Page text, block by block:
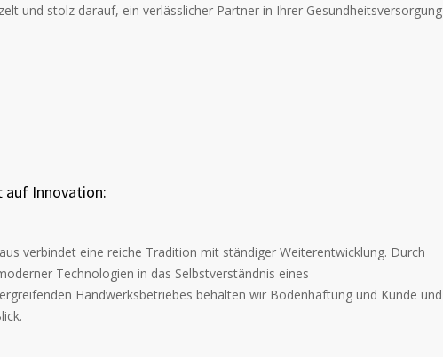
und stolz darauf, ein verlässlicher Partner in Ihrer Gesundheitsversorgung
Innovation:
verbindet eine reiche Tradition mit ständiger Weiterentwicklung. Durch
Technologien in das Selbstverständnis eines
Handwerksbetriebes behalten wir Bodenhaftung und Kunde und